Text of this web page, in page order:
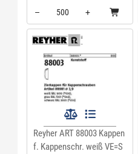
–
+
Menge: 500
Reyher ART 88003 Kappen
f. Kappenschr. weiß VE=S